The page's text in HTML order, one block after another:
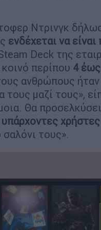
Ντρινγκ
ενδέχεται να
Deck της
περίπου 4
ανθρώπους
τους μαζί τους»,
Θα
χρήστες
τους».